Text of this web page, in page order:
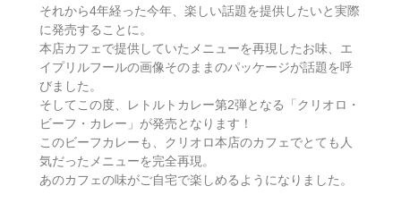
それから4年経った今年、楽しい話題を提供したいと実際
に発売することに。
本店カフェで提供していたメニューを再現したお味、エ
イプリルフールの画像そのままのパッケージが話題を呼
びました。
そしてこの度、レトルトカレー第2弾となる「クリオロ・
ビーフ・カレー」が発売となります！
このビーフカレーも、クリオロ本店のカフェでとても人
気だったメニューを完全再現。
あのカフェの味がご自宅で楽しめるようになりました。